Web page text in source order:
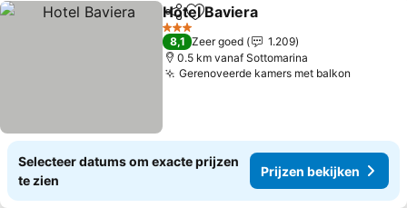
DelenToevoegen aan favorieten
Hotel Baviera
3 Sterren
8,1 Zeer goed
1.209
0.5 km vanaf Sottomarina
Gerenoveerde kamers met balkon
Selecteer datums om exacte prijzen
te zien
Prijzen bekijken